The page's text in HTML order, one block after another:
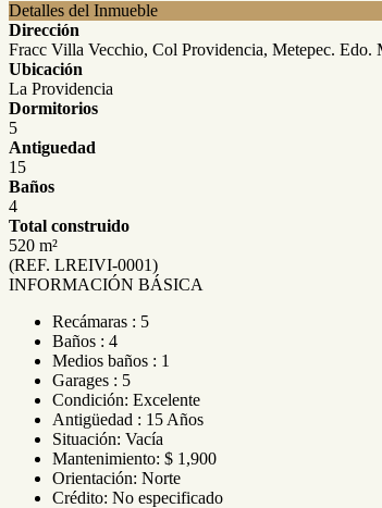
Detalles del Inmueble
Dirección
Fracc Villa Vecchio, Col Providencia, Metepec. Edo.
Ubicación
La Providencia
Dormitorios
5
Antiguedad
15
Baños
4
Total construido
520 m²
(REF. LREIVI-0001)
INFORMACIÓN BÁSICA
Recámaras : 5
Baños : 4
Medios baños : 1
Garages : 5
Condición: Excelente
Antigüedad : 15 Años
Situación: Vacía
Mantenimiento: $ 1,900
Orientación: Norte
Crédito: No especificado